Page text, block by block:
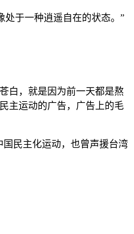
处于一种逍遥自在的状态。”
白，就是因为前一天都是熬
主运动的广告，广告上的毛
民主化运动，也曾声援台湾